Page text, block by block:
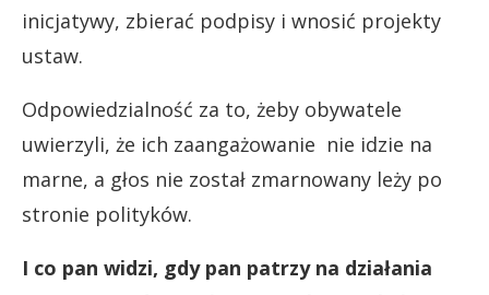
inicjatywy, zbierać podpisy i wnosić projekty
ustaw.
Odpowiedzialność za to, żeby obywatele
uwierzyli, że ich zaangażowanie nie idzie na
marne, a głos nie został zmarnowany leży po
stronie polityków.
I co pan widzi, gdy pan patrzy na działania